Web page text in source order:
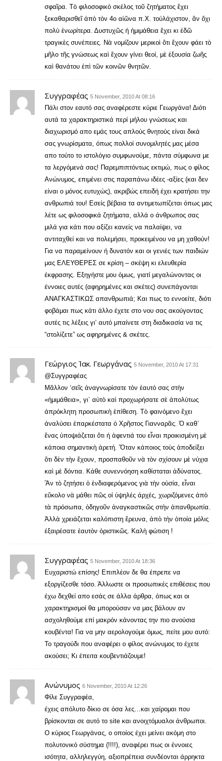
σφαῖρα. Τὸ φιλοσοφικὸ σκέλος τοῦ ζητήματος ἔχει
ξεκαθαρισθεῖ άπὸ τὸν 4ο αἰῶνα π.Χ. τοὐλάχιστον, ἂν ὄχι
πολὺ ἐνωρίτερα. Δυστυχῶς ἡ ἡμιμάθεια ἔχει κι ἐδῶ
τραγικὲς συνέπειες. Νὰ νομίζουν μερικοὶ ὅτι ἔχουν φάει τὸ
μῆλο τῆς γνώσεως καὶ ἔχουν γίνει θεοί, μὲ ἐξουσία ζωῆς
καὶ θανάτου ἐπὶ τῶν κοινῶν θνητῶν.
Συγγραφέας 5 November, 2010 At 08:16
Πάλι στον εαυτό σας αναφέρεστε κύριε Γεωργάνα! Διότι
αυτά τα χαρακτηριστικά περί μήλου γνώσεως και
διαχωρισμό απο εμάς τους απλούς θνητούς είναι δικά
σας γνωρίσματα, όπως πολλοί συνομιλητές μας μέσα
απο τούτο το ιστολόγιο συμφωνούμε, πάντα σύμφωνα με
τα λεργόμενά σας! Παρεμπιπτόντως εκτιμώ, πως ο φίλος
Ανώνυμος, επιμένει στις παραπάνω ιδέες -αξίες (και δεν
είναι ο μόνος ευτυχώς), ακριβώς επειδή έχει κρατήσει την
ανθρωπιά του! Εσείς βέβαια τα αντιμετωπίζεται όπως μας
λέτε ως φιλοσοφικά ζητήματα, αλλά ο άνθρωπος σας
μιλά για κάτι που αξίζει κανείς να παλαίψει, να
αντιταχθεί και να πολεμήσει, προκειμένου να μη χαθούν!
Για να παραμείνουν ή δυνατόν και οι γενιές των παιδιών
μας ΕΛΕΥΘΕΡΕΣ σε κρίση – σκέψη κι ελευθερία
έκφρασης. Εξηγήστε μου όμως, γιατί μεγαλώνοντας οι
έννοιες αυτές (αφηρημένες και σκέτες) συνεπάγονται
ΑΝΑΓΚΑΣΤΙΚΩΣ απανθρωπιά; Και πως το εννοείτε, διότι
φοβάμαι πως κάτι άλλο έχετε στο νου σας ακούγοντας
αυτές τις λέξεις γι’ αυτό μπαίνετε στη διαδικασία να τις
“στολίζετε” ως αφηρημένες & σκέτες.
Γεώργιος Ἰακ. Γεωργάνας 5 November, 2010 At 17:31
@Συγγραφέας
Μᾶλλον ‘σεῖς ἀναγνωρίσατε τὸν ἑαυτό σας στὴν
«ἡμιμάθεια», γι` αὐτὸ καὶ προχωρήσατε σὲ ἀπολύτως
ἀπρόκλητη προσωπικὴ ἐπίθεση. Τὸ φαινόμενο ἔχει
ἀναλύσει ἐπαρκέστατα ὁ Χρῆστος Γιανναρᾶς. Ὁ καθ`
ἕνας ὑποψιάζεται ὅτι ἡ ἀφεντιά του εἶναι προικισμένη μὲ
κάποια σημαντικὴ ἀρετή. Ὅταν κάποιος τοὺς ἀποδείξει
ὂτι δὲν τὴν ἔχουν, προσπαθοῦν νὰ τὸν σχίσουν μὲ νύχια
καὶ μὲ δόντια. Κάθε συνεννόηση καθίσταται ἀδύνατος.
Ἂν τὸ ζητήσει ὁ ἐνδιαφερόμενος γιὰ τὴν οὐσία, εἶναι
εὔκολο νὰ μάθει πῶς οἱ ὑψηλές άρχές, χωριζόμενες άπὸ
τὰ πρόσωπα, ὁδηγοῦν ἀναγκαστικῶς στὴν ἀπανθρωπία.
Ἀλλὰ χρειάζεται καλόπιστη ἔρευνα, ἀπὸ τὴν ὁποία μόλις
ἐξαιρέσατε ἑαυτὸν ὁριστικῶς. Καλὴ φώτιση !
Συγγραφέας 5 November, 2010 At 18:36
Ευχαριστώ επίσης! Επιπλέον δε θα έπρεπε να
εξοργίζεσθε τόσο. Άλλωστε οι προσωπικές επιθέσεις που
έχω δεχθεί απο εσάς σε άλλα άρθρα, όπως και οι
χαρακτηρισμοί θα μπορούσαν να μας βάλουν αν
ασχοληθούμε επί μακρόν κάνοντας την πιο ανούσια
κουβέντα! Για να μην αερολογούμε όμως, πείτε μου αυτό:
Το τραγούδι που αναφέρει ο φίλος ανώνυμος το έχετε
ακούσει; Κι έπειτα κουβεντιάζουμε!
Aνώνυμος 6 November, 2010 At 12:26
Φίλε Συγγραφέα,
έχεις απόλυτο δίκιο σε όσα λες…και χαίρομαι που
βρίσκονται σε αυτό το site και ανοιχτόμυαλοι άνθρωποι.
Ο κύριος Γεωργάνας, ο οποίος έχει μείνει ακόμη στο
πολυτονικό σύστημα (!!!!), αναφέρει πως οι έννοιες
ισότητα, αλληλεγγύη, αξιοπρέπεια συνδέονται άρρηκτα